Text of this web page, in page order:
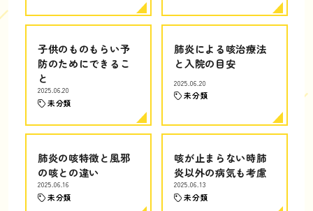
子供のものもらい予
防のためにできるこ
と
2025.06.20
未分類
肺炎による咳治療法
と入院の目安
2025.06.20
未分類
肺炎の咳特徴と風邪
の咳との違い
2025.06.16
未分類
咳が止まらない時肺
炎以外の病気も考慮
2025.06.13
未分類